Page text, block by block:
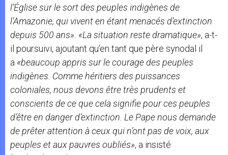
l’Église sur le sort des peuples indigènes de
l’Amazonie, qui vivent en étant menacés d’extinction
depuis 500 ans». «La situation reste dramatique», a-t-
il poursuivi, ajoutant qu’en tant que père synodal il
a «beaucoup appris sur le courage des peuples
indigènes. Comme héritiers des puissances
coloniales, nous devons être très prudents et
conscients de ce que cela signifie pour ces peuples
d’être en danger d’extinction. Le Pape nous demande
de prêter attention à ceux qui n’ont pas de voix, aux
peuples et aux pauvres oubliés», a insisté